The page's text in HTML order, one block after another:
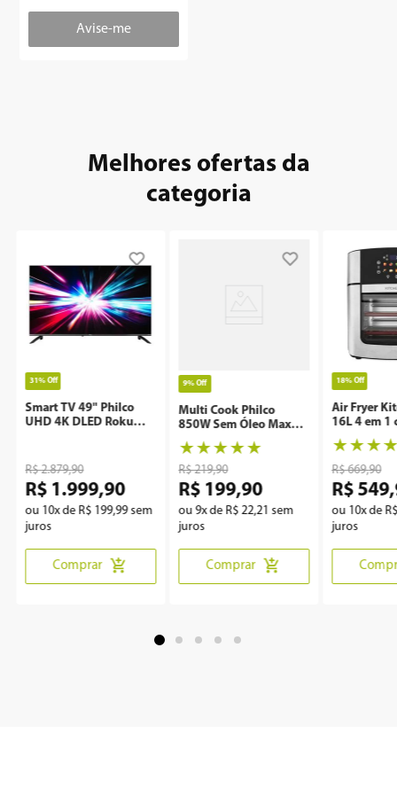
Melhores ofertas da
categoria
31% Off
Smart TV 49" Philco
UHD 4K DLED Roku
R$ 2.879,90
R$ 1.999,90
ou 10x de R$ 199,99sem
juros
Comprar
9% Off
Multi Cook Philco
850W Sem Óleo Maxx
Clean
★★★★★
R$ 219,90
R$ 199,90
ou9x de R$ 22,21 sem
juros
Comprar
18% Off
Air Fryer
16L 4 em 1
Rotisserie
★★★
R$ 669,90
R$ 549,
ou 10x de
juros